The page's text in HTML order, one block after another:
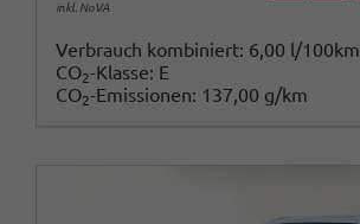
inkl. NoVA
Verbrauch kombiniert: 6,00 l/100km
CO2-Klasse: E
CO2-Emissionen: 137,00 g/km